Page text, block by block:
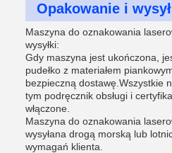
Opakowanie i
Maszyna do oznakowania
wysyłki:
Gdy maszyna jest ukończona,
pudełko z materiałem
bezpieczną dostawę.Wszystkie
tym podręcznik obsługi i
włączone.
Maszyna do oznakowania
wysyłana drogą morską lub
wymagań klienta.